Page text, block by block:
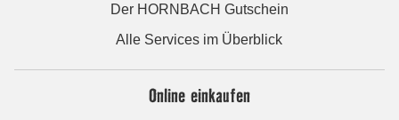
Der HORNBACH Gutschein
Alle Services im Überblick
Online einkaufen